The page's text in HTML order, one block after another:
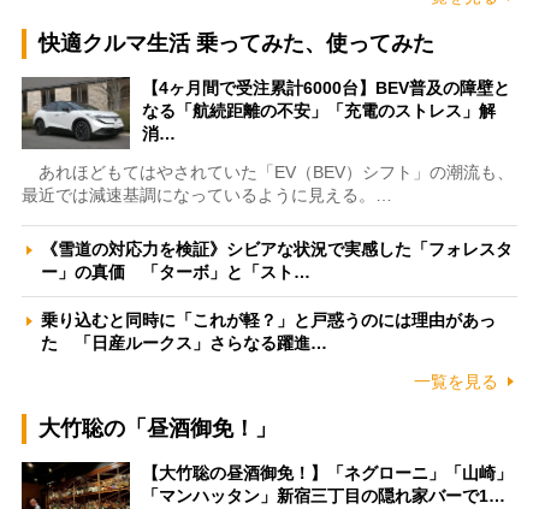
快適クルマ生活 乗ってみた、使ってみた
【4ヶ月間で受注累計6000台】BEV普及の障壁と
なる「航続距離の不安」「充電のストレス」解
消…
あれほどもてはやされていた「EV（BEV）シフト」の潮流も、
最近では減速基調になっているように見える。…
《雪道の対応力を検証》シビアな状況で実感した「フォレスタ
ー」の真価 「ターボ」と「スト…
乗り込むと同時に「これが軽？」と戸惑うのには理由があっ
た 「日産ルークス」さらなる躍進…
一覧を見る
大竹聡の「昼酒御免！」
【大竹聡の昼酒御免！】「ネグローニ」「山崎」
「マンハッタン」新宿三丁目の隠れ家バーで1…